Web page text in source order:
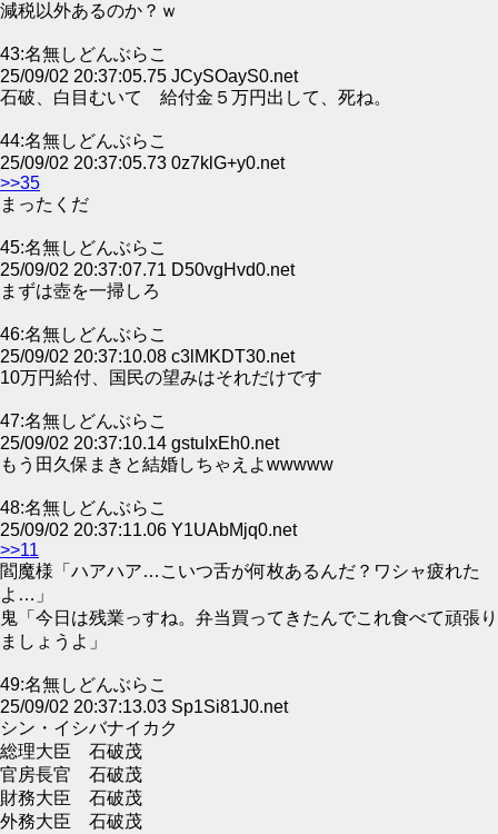
減税以外あるのか？ｗ
43:名無しどんぶらこ
25/09/02 20:37:05.75 JCySOayS0.net
石破、白目むいて 給付金５万円出して、死ね。
44:名無しどんぶらこ
25/09/02 20:37:05.73 0z7klG+y0.net
>>35
まったくだ
45:名無しどんぶらこ
25/09/02 20:37:07.71 D50vgHvd0.net
まずは壺を一掃しろ
46:名無しどんぶらこ
25/09/02 20:37:10.08 c3lMKDT30.net
10万円給付、国民の望みはそれだけです
47:名無しどんぶらこ
25/09/02 20:37:10.14 gstuIxEh0.net
もう田久保まきと結婚しちゃえよwwwww
48:名無しどんぶらこ
25/09/02 20:37:11.06 Y1UAbMjq0.net
>>11
閻魔様「ハアハア…こいつ舌が何枚あるんだ？ワシャ疲れた
よ…」
鬼「今日は残業っすね。弁当買ってきたんでこれ食べて頑張り
ましょうよ」
49:名無しどんぶらこ
25/09/02 20:37:13.03 Sp1Si81J0.net
シン・イシバナイカク
総理大臣 石破茂
官房長官 石破茂
財務大臣 石破茂
外務大臣 石破茂